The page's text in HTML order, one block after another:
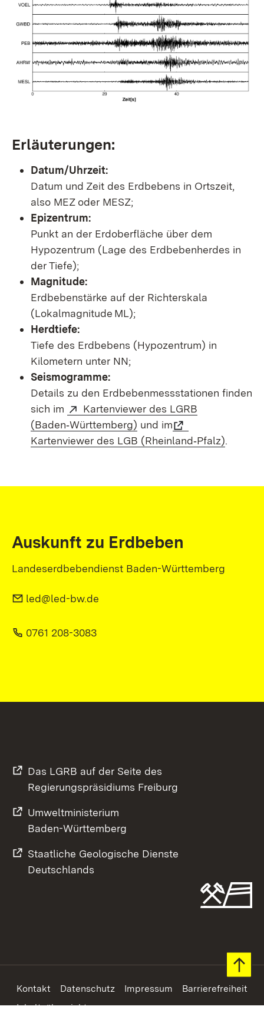
Erläuterungen:
Datum/Uhrzeit:
Datum und Zeit des Erdbebens in Ortszeit,
also MEZ oder MESZ;
Epizentrum:
Punkt an der Erdoberfläche über dem
Hypozentrum (Lage des Erdbebenherdes in
der Tiefe);
Magnitude:
Erdbebenstärke auf der Richterskala
(Lokalmagnitude ML);
Herdtiefe:
Tiefe des Erdbebens (Hypozentrum) in
Kilometern unter NN;
Seismogramme:
Details zu den Erdbebenmessstationen finden
sich im
Kartenviewer des LGRB
(Baden‑Württemberg) und im
Kartenviewer des LGB (Rheinland‑Pfalz).
Auskunft zu Erdbeben
Landeserdbebendienst Baden-Württemberg
led@led-bw.de
0761 208-3083
Das LGRB auf der Seite des
Regierungspräsidiums Freiburg
Umweltministerium
Baden-Württemberg
Staatliche Geologische Dienste
Deutschlands
Footer
Kontakt Datenschutz Impressum
Barrierefreiheit
Inhaltsübersicht